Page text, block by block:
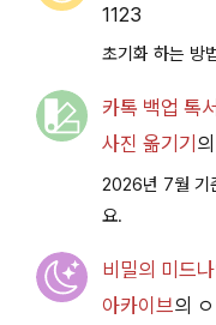
1123
초기화 하는 방
카톡 백업 톡
사진 옮기기 의
2026년 7월 기
요.
비밀의 미드
아카이브의